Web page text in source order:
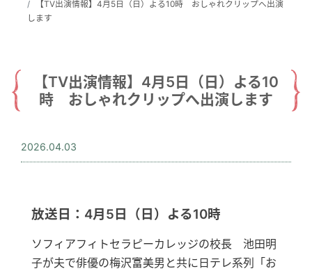
【TV出演情報】4月5日（日）よる10時 おしゃれクリップへ出演
します
【TV出演情報】4月5日（日）よる10
時 おしゃれクリップへ出演します
2026.04.03
放送日：4月5日（日）よる10時
ソフィアフィトセラピーカレッジの校長 池田明
子が夫で俳優の梅沢富美男と共に日テレ系列「お